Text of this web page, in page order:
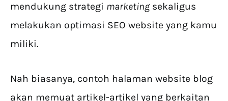
mendukung strategi marketingsekaligus
melakukan optimasi SEO website yang kamu
miliki.
Nah biasanya, contoh halaman website blog
akan memuat artikel-artikel yang berkaitan